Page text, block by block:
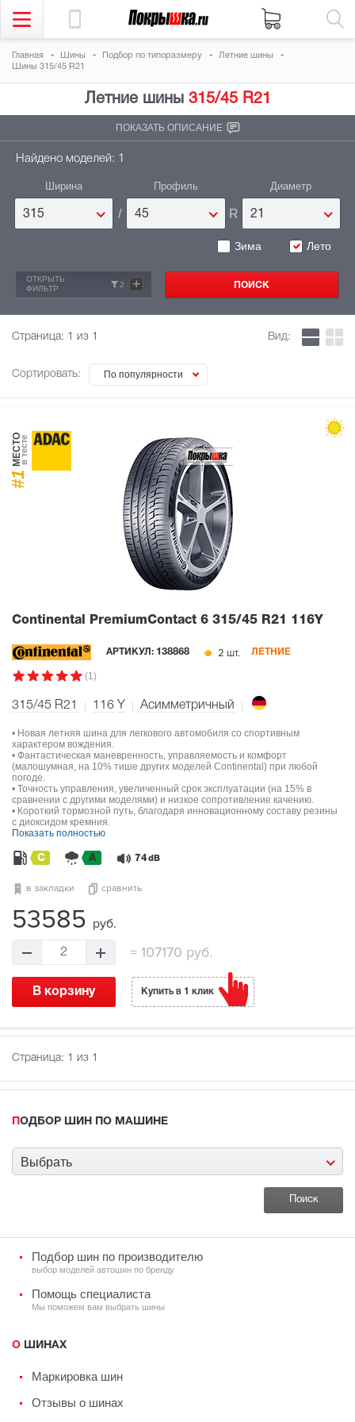
Главная Шины Подбор по типоразмеру
Летние шины
Шины 315/45 R21
Летние шины 315/45 R21
ПОКАЗАТЬ ОПИСАНИЕ
Найдено моделей: 1
Ширина
315 /
Профиль
45 R
Диаметр
21
Зима Лето
ОТКРЫТЬ
ФИЛЬТР
2 +
Страница: 1 из 1
Сортировать: По популярности
Вид:
#1
МЕСТОв тесте
Continental PremiumContact 6 315/45 R21 116Y
АРТИКУЛ: 138868 2 шт. ЛЕТНИЕ
(1)
315/45 R21 116 Y Асимметричный
• Новая летняя шина для легкового автомобиля со спортивным
характером вождения.
• Фантастическая маневренность, управляемость и комфорт
(малошумная, на 10% тише других моделей Continental) при любой
погоде.
• Точность управления, увеличенный срок эксплуатации (на 15% в
сравнении с другими моделями) и низкое сопротивление качению.
• Короткий тормозной путь, благодаря инновационному составу резины
с диоксидом кремния.
Показать полностью
C A 74dB
в закладки сравнить
53585 руб.
2 =107170 руб.
В корзину Купить в 1 клик
Страница: 1 из 1
ПОДБОР ШИН ПО МАШИНЕ
Выбрать
Подбор шин по производителю
выбор моделей автошин по бренду
Помощь специалиста
Мы поможем вам выбрать шины
О ШИНАХ
Маркировка шин
Отзывы о шинах